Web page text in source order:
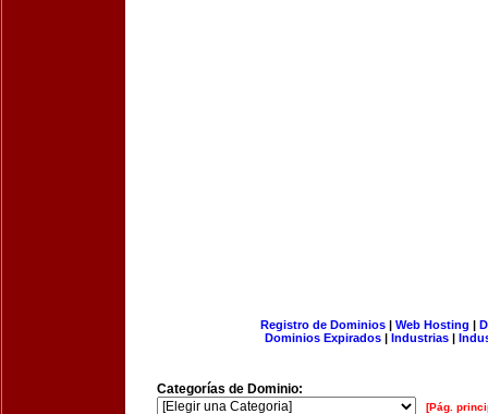
Registro de Dominios| Web Hosting |
Dominios Expirados | Industrias |
Categorías de Dominio:
[Pág.